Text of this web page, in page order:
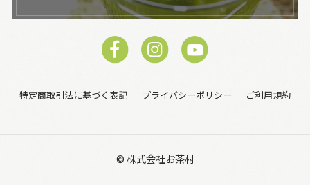
特定商取引法に基づく表記 プライバシーポリシー ご利用規約
© 株式会社お茶村